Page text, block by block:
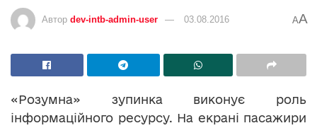
Автор dev-intb-admin-user 03.08.2016 AA
«Розумна» зупинка виконує роль
інформаційного ресурсу. На екрані пасажири